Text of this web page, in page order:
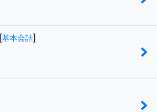
[基本会話]